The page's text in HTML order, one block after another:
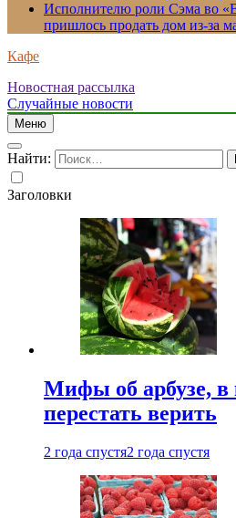
Исполнителю роли Сэма во
пришлось продать дом из-за
Кафе
Новостная рассылка
Случайные новости
Меню
Найти:
Заголовки
Мифы об арбузе, в
перестать верить
2 года спустя2 года спустя